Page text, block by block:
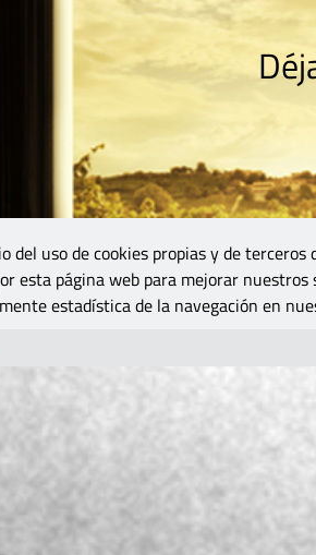
del uso de cookies propias y de terceros
esta página web para mejorar
estadística de la navegación en